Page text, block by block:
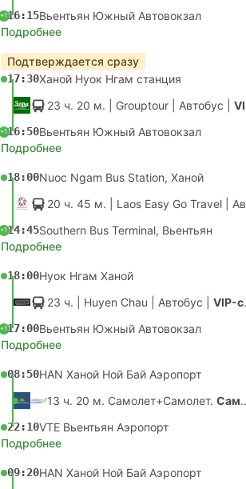
+116:15Вьентьян Южный Автовокзал
Подробнее
Подтверждается сразу
17:30Ханой Нуок Нгам станция
23 ч. 20 м. | Grouptour Автобус VIP 33 Sleeper
+116:50Вьентьян Южный Автовокзал
Подробнее
18:00Nuoc Ngam Bus Station, Ханой
20 ч. 45 м. | Laos Easy Go Travel Автобус
+114:45Southern Bus Terminal, Вьентьян
Подробнее
18:00Нуок Нгам Ханой
23 ч. | Huyen Chau Автобус VIP-салон
+117:00Вьентьян Южный Автовокзал
Подробнее
08:50HAN Ханой Ной Бай Аэропорт
13 ч. 20 м. Самолет+Самолет. Самостоятельная пересадка
22:10VTE Вьентьян Аэропорт
Подробнее
09:20HAN Ханой Ной Бай Аэропорт